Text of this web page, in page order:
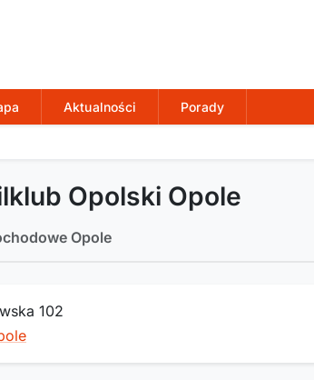
Aktualności Porady
Opolski Opole
Opole
102